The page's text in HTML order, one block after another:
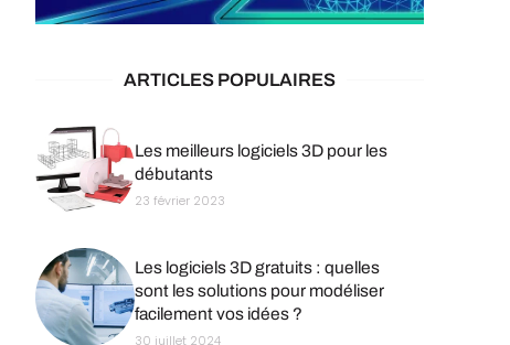
ARTICLES POPULAIRES
Les meilleurs logiciels 3D pour les
débutants
23 février 2023
Les logiciels 3D gratuits : quelles
sont les solutions pour modéliser
facilement vos idées ?
30 juillet 2024